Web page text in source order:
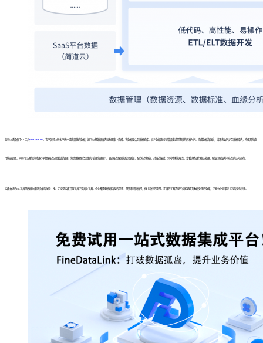
您可以选择使用ETL工具 FineDataLink ，它不仅可以转化不统一或质量低的数据，还可以将数据清洗和处理集中完成，将数据整合到数据仓库。减少数据连接和错误重试等繁琐的开发时间。完成数据清洗后，结果表会同步至数据库内，方便其他应
用快速调用。同时可以进行实时进行平台级任务运维监控管理，打造数据融合运维的“管理驾驶舱”。 通过任务级别的结果通知，配合任务概览，对最近报错、异常中断的任务，查看详情进行修正处理，保证以保证所有任务的正常运行。
选择合适的ETL工具是数据仓库建设中的关键一步。无论是选择开源工具还是商业工具，企业都需要根据自身的需求、预算和团队情况，做出最优的决策。正确的工具选型不仅能够提升数据处理的效率，还能为企业带来长远的竞争优势。